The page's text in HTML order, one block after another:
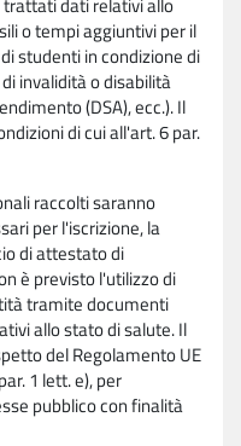
o tempi aggiuntivi per il
studenti in condizione di
invalidità o disabilità
(DSA), ecc.). Il
di cui all'art. 6 par.
raccolti saranno
per l'iscrizione, la
di attestato di
è previsto l'utilizzo di
tramite documenti
allo stato di salute. Il
del Regolamento UE
1 lett. e), per
pubblico con finalità